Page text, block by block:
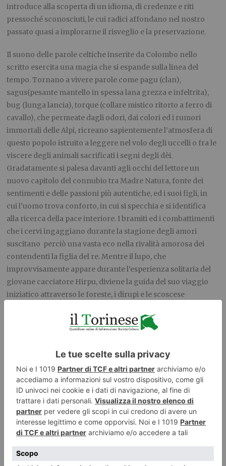
introduce alla scoperta di un idioma, di credenze e riti
pressoché sconosciuti, le cui radici affondano nel nostro
passato quasi a implorarne il risveglio e la preservazione.
Il suono delle parole celtiche inserite da Colombo nello
scritto esercita una magia che si espande sulla linea del
tempo. Tornano a vivere parole come pagu (clan),
sagus(pesante mantello in spessa lana grezza e infeltrita),
bug (lunga lancia), torque (collare mistico ritorto a ferro di
cavallo), che permeate dagli odori, dai colori ed i rumori
immortali delle Alpi, ricreano sapientemente l’atmosfera di
questo popolo istruito a leggere nel volo degli uccelli o fra le
viscere degli animali sacrificati i segni degli dèi.
Gradatamente si palesa davanti agli occhi del lettore un
nuovo capitolo del connubio tra Madre Natura, fonte dei
sentimenti e delle passioni più autentiche, ed i suoi figli, in
cui l’uomo trova conforto, in cui si specchia e si identifica
alla ricerca della pace interiore. I bramiti ed i combattimenti
che i cervi ingaggiano durante la stagione degli amori
suscitano perciò una vasta eco nella rivalità amorosa dei
contendenti la figlia del re. Mentre il lupo, che
improvvisamente appare durante l’esperienza solitaria del
giovane cacciatore Hirpu, diviene la guida del suo viaggio
iniziatico attraverso le foreste, i dirupi e le scoscese
consideravano il lupo portatore di una conoscenza che
viene dal regno delle ombre.
Le vicende narrate registrano una impennata emotiva
quando sul palcoscenico delle Alpi fanno la loro comparsa in
assetto da guerra le truppe di Annibale, il più grande esercito
mai visto dai Graioceli. E qui con bravura l’autore tratteggia
e suscita lo stupore dei protagonistie del lettore con questa
efficace descrizione degli elefanti, capaci di rievocare con i
loro barriti i racconti terrificanti degli anziani del villaggio,
dagli dèi degli inferi a dispensare morte e devastazione